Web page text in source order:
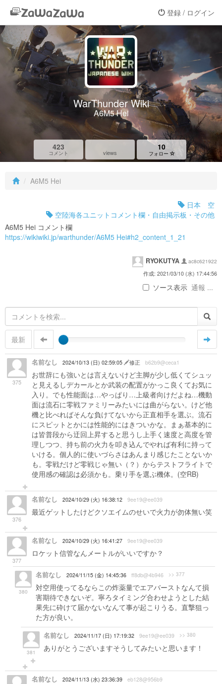
登録 / ログイン
WarThunder Wiki
A6M5 Hei
423
コメント views
10
フォロー
A6M5 Hei
日本 空
空陸海各ユニットコメント欄・自由掲示板・その他
A6M5 Hei コメント欄
https://wikiwiki.jp/warthunder/A6M5 Hei#h2_content_1_21
RYOKUTYA
ac8c621922
作成: 2021/03/10 (水) 17:44:56
ソース表示 通報 ...
最新
375
名前なし 2024/10/13 (日) 02:59:05 修正 b62b9@ceca1
お世辞にも強いとは言えないけど主脚が少し低くてシュッ
と見えるしデカールとか武装の配置がかっこ良くてお気に
入り。でも性能面は…やっぱり…上級者向けだよね…機動
面は流石に零戦ファミリーみたいには曲がらない。けど他
機と比べればそんな負けてないから正直相手を選ぶ。流石
にスピットとかには性能的にはきついかな。まぁ基本的に
は皆普段から迂回上昇すると思うし上手く速度と高度を管
理しつつ、持ち前の火力を叩き込んでやれば有利に持って
いける。個人的に使いづらさはあんまり感じたことないか
も。零戦だけど零戦じゃ無い（？）からテストフライトで
使用感の確認は必須かも。乗り手を選ぶ機体。(空RB)
376
名前なし 2024/10/29 (火) 16:38:12 9ee19@ee039
最近ゲットしたけどクソエイムのせいで火力が勿体無い笑
377
名前なし 2024/10/29 (火) 16:41:27 9ee19@ee039
ロケット信管なんメートルがいいですか？
380
名前なし 2024/11/15 (金) 14:45:36 ff8db@4b946 >> 377
対空用使ってるならこの炸薬量でエアバーストなんて損
害期待できないぞ。寧ろタイミング合わせようとした結
果先に砕けて届かないなんて事が起こりうる。直撃狙っ
た方が良い。
381
名前なし 2024/11/17 (日) 17:19:32 9ee19@ee039 >> 380
ありがとうございますそうしてみたいと思います！
名前なし 2024/11/13 (水) 23:36:39 eb128@956b9